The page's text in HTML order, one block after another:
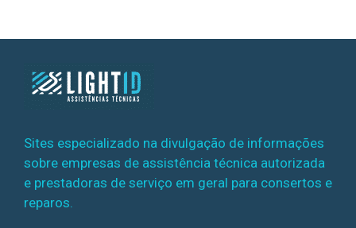
Sites especializado na divulgação de informações
sobre empresas de assistência técnica autorizada
e prestadoras de serviço em geral para consertos e
reparos.